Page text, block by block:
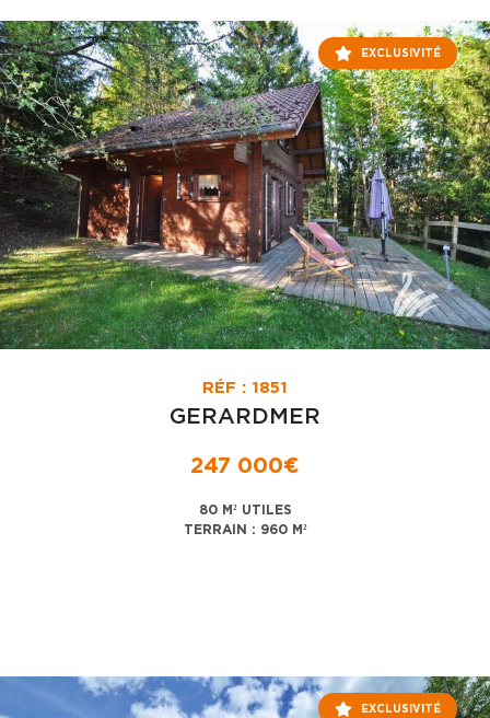
EXCLUSIVITÉ
RÉF : 1851
GERARDMER
247 000€
80 M² UTILES
TERRAIN : 960 M²
EXCLUSIVITÉ